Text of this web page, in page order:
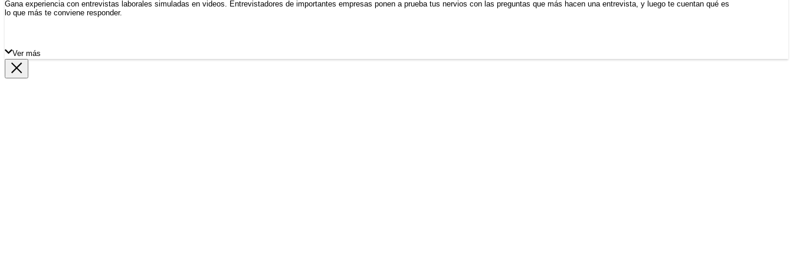
Gana experiencia con entrevistas laborales simuladas en videos. Entrevistadores de importantes empresas ponen a prueba tus nervios con las preguntas que más hacen una entrevista, y luego te cuentan qué es
lo que más te conviene responder.
Ver más